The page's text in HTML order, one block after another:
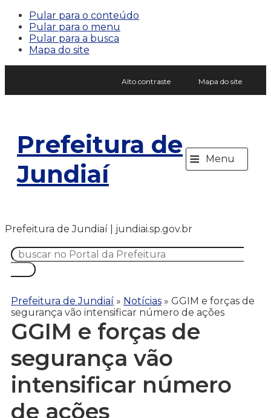
Pular para o conteúdo
Pular para o menu
Pular para a busca
Mapa do site
Alto contraste Mapa do site
Prefeitura de
Jundiaí
≡ Menu
Prefeitura de Jundiaí | jundiai.sp.gov.br
Prefeitura de Jundiaí » Notícias » GGIM e forças de
segurança vão intensificar número de ações
GGIM e forças de
segurança vão
intensificar número
de ações